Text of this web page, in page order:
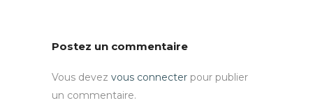
Postez un commentaire
Vous devez vous connecter pour publier
un commentaire.